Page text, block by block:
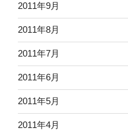
2011年9月
2011年8月
2011年7月
2011年6月
2011年5月
2011年4月